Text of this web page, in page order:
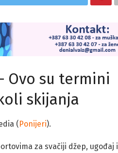
Ovo su termini
skijanja
(Ponijeri).
za svačiji džep, ugođaj i